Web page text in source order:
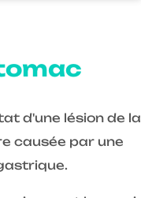
d'une lésion de la
causée par une